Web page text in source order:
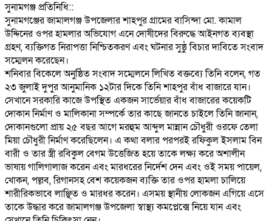
‎সুনামগঞ্জ প্রতিনিধি::
‎সুনামগঞ্জের জামালগঞ্জ উপজেলার শাহপুর গ্রামের বাসিন্দা মো. কামাল
উদ্দিনের ওপর হামলার অভিযোগ এনে দোষীদের বিরুদ্ধে আইনগত ব্যবস্থা
গ্রহণ, ব্যক্তিগত নিরাপত্তা নিশ্চিতকরণ এবং ঘটনার সুষ্ঠু বিচার দাবিতে সংবাদ
সম্মেলন করেছেন।
‎শনিবার বিকেলে অনুষ্ঠিত সংবাদ সম্মেলনে লিখিত বক্তব্যে তিনি বলেন, গত
২৩ জুলাই দুপুর আনুমানিক ১২টার দিকে তিনি শাহপুর বাঁধ বাজারে যান।
সেখানে সরকারি কাজে উপস্থিত একজন সার্ভেয়ার বাঁধ বাজারের কয়েকটি
দোকান নির্মাণ ও মালিকানা সম্পর্কে তার কাছে জানতে চাইলে তিনি জানান,
দোকানগুলো প্রায় ২৫ বছর আগে মরহুম আব্দুল মান্নান চৌধুরী ওরফে তেলা
মিয়া চৌধুরী নির্মাণ করেছিলেন। এ কথা বলার পরপরই রফিকুল ইসলাম বিন
বারী ও তার স্ত্রী রবিকুল বেগম উত্তেজিত হয়ে তাকে লক্ষ্য করে অশালীন
ভাষায় গালিগালাজ করেন এবং মারধরের নির্দেশ দেন এবং ওই সময় পায়েল,
খোকন, পল্লব, রিগানসহ বেশ কয়েকজন ব্যক্তি তার ওপর হামলা চালিয়ে
শারীরিকভাবে লাঞ্ছিত ও মারধর করেন। এসময় স্থানীয় লোকজন এগিয়ে এসে
তাকে উদ্ধার করে জামালগঞ্জ উপজেলা স্বাস্থ্য কমপ্লেক্সে নিয়ে যান এবং